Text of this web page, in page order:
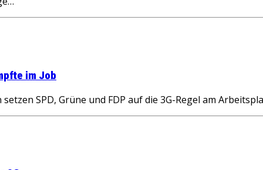
im Job
SPD, Grüne und FDP auf die 3G-Regel am